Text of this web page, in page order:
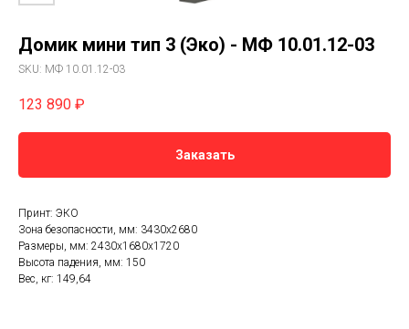
Домик мини тип 3 (Эко) - МФ 10.01.12-03
SKU: МФ 10.01.12-03
123 890 ₽
Заказать
Принт: ЭКО
Зона безопасности, мм: 3430х2680
Размеры, мм: 2430x1680x1720
Высота падения, мм: 150
Вес, кг: 149,64